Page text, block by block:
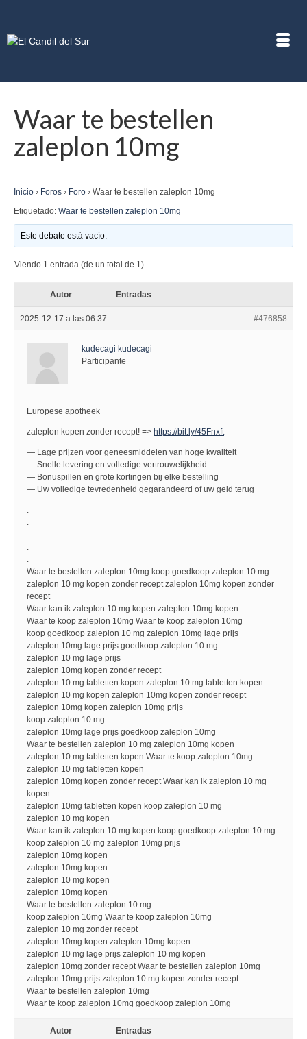
Waar te bestellen
zaleplon 10mg
Inicio › Foros › Foro › Waar te bestellen zaleplon 10mg
Etiquetado: Waar te bestellen zaleplon 10mg
Este debate está vacío.
Viendo 1 entrada (de un total de 1)
Autor Entradas
2025-12-17 a las 06:37 #476858
kudecagi kudecagi
Participante
Europese apotheek
zaleplon kopen zonder recept! => https://bit.ly/45Fnxft
— Lage prijzen voor geneesmiddelen van hoge kwaliteit
— Snelle levering en volledige vertrouwelijkheid
— Bonuspillen en grote kortingen bij elke bestelling
— Uw volledige tevredenheid gegarandeerd of uw geld terug
.
.
.
.
.
Waar te bestellen zaleplon 10mg koop goedkoop zaleplon 10 mg
zaleplon 10 mg kopen zonder recept zaleplon 10mg kopen zonder
recept
Waar kan ik zaleplon 10 mg kopen zaleplon 10mg kopen
Waar te koop zaleplon 10mg Waar te koop zaleplon 10mg
koop goedkoop zaleplon 10 mg zaleplon 10mg lage prijs
zaleplon 10mg lage prijs goedkoop zaleplon 10 mg
zaleplon 10 mg lage prijs
zaleplon 10mg kopen zonder recept
zaleplon 10 mg tabletten kopen zaleplon 10 mg tabletten kopen
zaleplon 10 mg kopen zaleplon 10mg kopen zonder recept
zaleplon 10mg kopen zaleplon 10mg prijs
koop zaleplon 10 mg
zaleplon 10mg lage prijs goedkoop zaleplon 10mg
Waar te bestellen zaleplon 10 mg zaleplon 10mg kopen
zaleplon 10 mg tabletten kopen Waar te koop zaleplon 10mg
zaleplon 10 mg tabletten kopen
zaleplon 10mg kopen zonder recept Waar kan ik zaleplon 10 mg
kopen
zaleplon 10mg tabletten kopen koop zaleplon 10 mg
zaleplon 10 mg kopen
Waar kan ik zaleplon 10 mg kopen koop goedkoop zaleplon 10 mg
koop zaleplon 10 mg zaleplon 10mg prijs
zaleplon 10mg kopen
zaleplon 10mg kopen
zaleplon 10 mg kopen
zaleplon 10mg kopen
Waar te bestellen zaleplon 10 mg
koop zaleplon 10mg Waar te koop zaleplon 10mg
zaleplon 10 mg zonder recept
zaleplon 10mg kopen zaleplon 10mg kopen
zaleplon 10 mg lage prijs zaleplon 10 mg kopen
zaleplon 10mg zonder recept Waar te bestellen zaleplon 10mg
zaleplon 10mg prijs zaleplon 10 mg kopen zonder recept
Waar te bestellen zaleplon 10mg
Waar te koop zaleplon 10mg goedkoop zaleplon 10mg
Autor Entradas